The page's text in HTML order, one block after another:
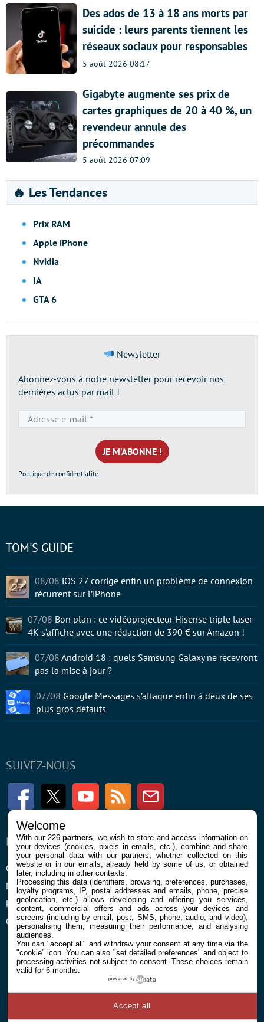
Des ados de 13 à 18 ans morts par
suicide : leurs parents tiennent les
réseaux sociaux pour responsables
5 août 2026 08:17
Gigabyte augmente ses prix de
cartes graphiques de 20 à 40 %, un
revendeur annule des
précommandes
5 août 2026 07:09
🔥 Les Tendances
Prix RAM
Apple iPhone
Nvidia
IA
GTA 6
Newsletter
Abonnez-vous à notre newsletter pour recevoir nos
dernières actus par mail !
e-
mail
*
Politique de confidentialité
SUIVEZ-NOUS
FacebookTwitter Youtube RSS Newsletter
ENTREPRISE
Confidentialité et Cookies
Mentions légales et CGU
Préférences Cookies
Qui sommes nous
À PROPOS
Contact
TOM'S GUIDE
08/08 iOS 27 corrige enfin un problème de connexion
récurrent sur l’iPhone
07/08 Bon plan : ce vidéoprojecteur Hisense triple laser
4K s’affiche avec une rédaction de 390 € sur Amazon !
07/08 Android 18 : quels Samsung Galaxy ne recevront
pas la mise à jour ?
07/08 Google Messages s’attaque enfin à deux de ses
plus gros défauts
Welcome
With our 226partners , we wish to store and access information on
your devices (cookies, pixels in emails, etc.), combine and share
your personal data with our partners, whether collected on this
website or in our emails, already held by some of us, or obtained
later, including in other contexts.
Processing this data (identifiers, browsing, preferences, purchases,
loyalty programs, IP, postal addresses and emails, phone, precise
geolocation, etc.) allows developing and offering you services,
content, commercial offers and ads across your devices and
screens (including by email, post, SMS, phone, audio, and video),
personalising them, measuring their performance, and analysing
audiences.
You can "accept all" and withdraw your consent at any time via the
"cookie" icon. You can also "set detailed preferences" and object to
processing activities not subject to consent. These choices remain
valid for 6 months.
powered by
Accept all